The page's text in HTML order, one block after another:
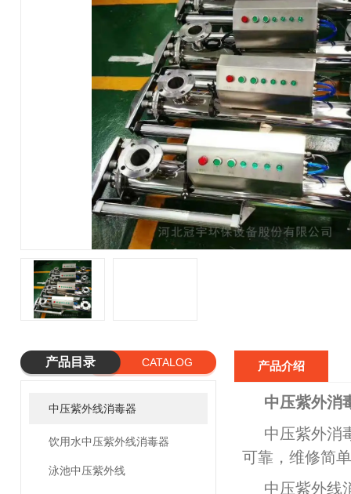
产品目录 CATALOG
中压紫外线消毒器
饮用水中压紫外线消毒器
泳池中压紫外线
产品介绍
中压紫外消
中压紫外消
可靠，维修简
中压紫外线